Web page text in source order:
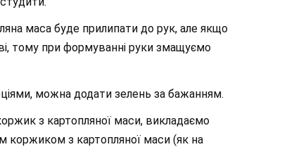
маса буде прилипати до рук, але якщо
тому при формуванні руки змащуємо
можна додати зелень за бажанням.
з картопляної маси, викладаємо
коржиком з картопляної маси (як на